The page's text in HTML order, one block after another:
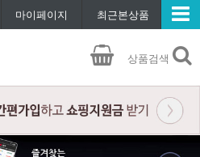
마이페이지 최근본상품
상품검색